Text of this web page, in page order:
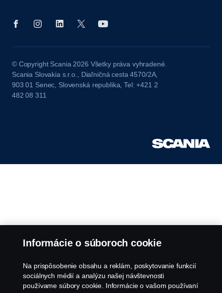
© Copyright Scania 2026 Všetky práva vyhradené.
Scania Slovakia s.r.o., Diaľničná cesta 4570/2A,
903 01 Senec, Slovenská republika, Tel: +421 2
482 08 311
Informácie o súboroch cookie
Na prispôsobenie obsahu a reklám, poskytovanie funkcií
sociálnych médií a analýzu našej návštevnosti
používame súbory cookie. Informácie o vašom používaní